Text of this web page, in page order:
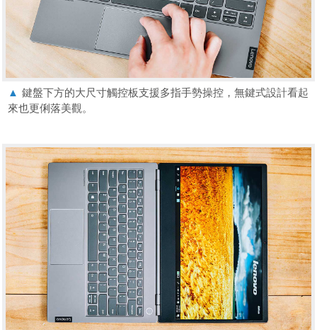
▲ 鍵盤下方的大尺寸觸控板支援多指手勢操控，無鍵式設計看起
來也更俐落美觀。